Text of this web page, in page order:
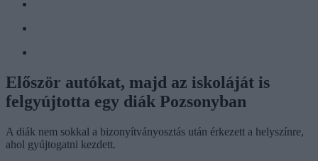
Először autókat, majd az iskoláját is
felgyújtotta egy diák Pozsonyban
A diák nem sokkal a bizonyítványosztás után érkezett a helyszínre,
ahol gyújtogatni kezdett.